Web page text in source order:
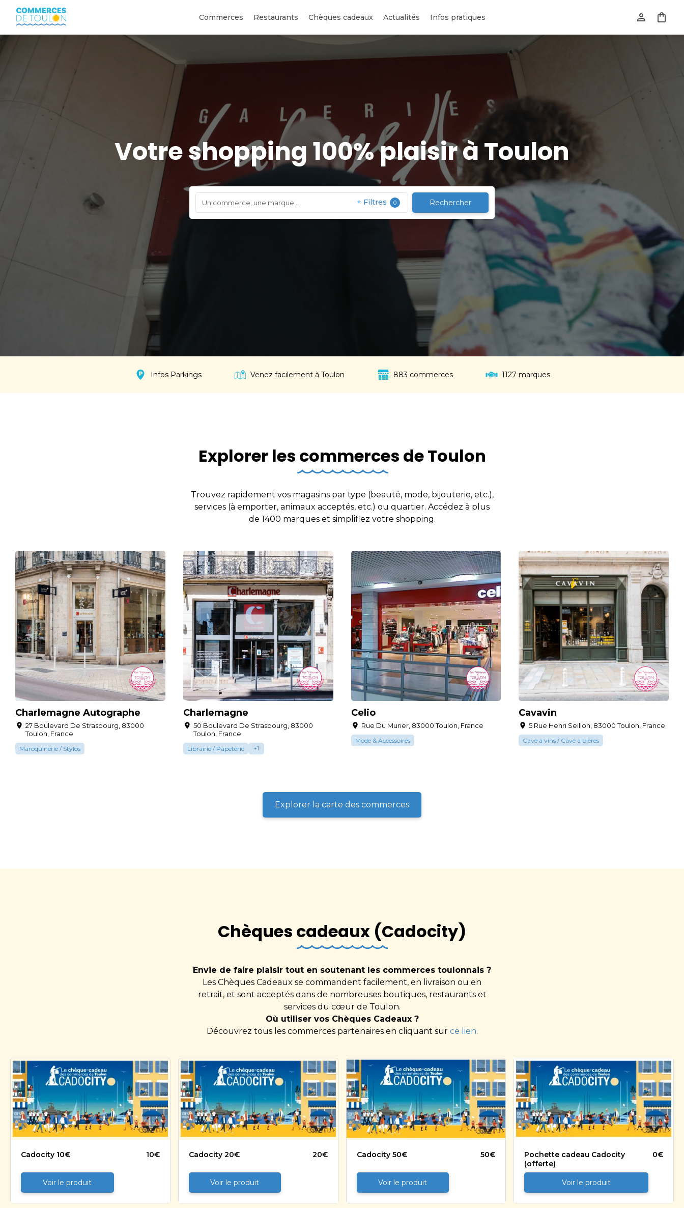
Commerces Restaurants Chèques cadeaux Actualités Infos pratiques
Votre shopping 100% plaisir à Toulon
+ Filtres 0 Rechercher
Infos Parkings Venez facilement à Toulon 883 commerces 1127 marques
Explorer les commerces de Toulon
Trouvez rapidement vos magasins par type (beauté, mode, bijouterie, etc.),
services (à emporter, animaux acceptés, etc.) ou quartier. Accédez à plus
de 1400 marques et simplifiez votre shopping.
Charlemagne Autographe
27 Boulevard De Strasbourg, 83000
Toulon, France
Maroquinerie / Stylos
Charlemagne
50 Boulevard De Strasbourg, 83000
Toulon, France
Librairie / Papeterie +1
Celio
Rue Du Murier, 83000 Toulon, France
Mode & Accessoires
Cavavin
5 Rue Henri Seillon, 83000 Toulon, France
Cave à vins / Cave à bières
Explorer la carte des commerces
Chèques cadeaux (Cadocity)
Envie de faire plaisir tout en soutenant les commerces toulonnais ?
Les Chèques Cadeaux se commandent facilement, en livraison ou en
retrait, et sont acceptés dans de nombreuses boutiques, restaurants et
services du cœur de Toulon.
Où utiliser vos Chèques Cadeaux ?
Découvrez tous les commerces partenaires en cliquant sur ce lien.
Cadocity 10€ 10€
Voir le produit
Cadocity 20€ 20€
Voir le produit
Cadocity 50€ 50€
Voir le produit
Pochette cadeau Cadocity
(offerte)
0€
Voir le produit